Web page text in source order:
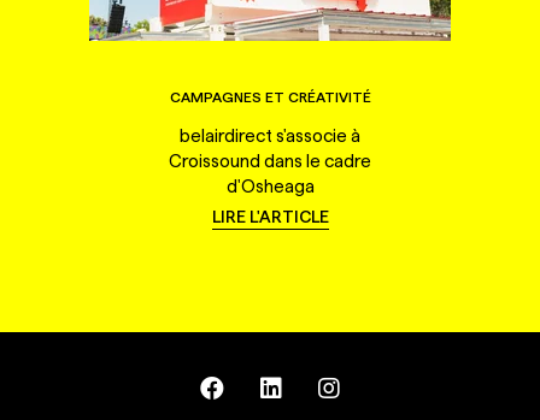
CAMPAGNES ET CRÉATIVITÉ
belairdirect s'associe à
Croissound dans le cadre
d'Osheaga
LIRE L'ARTICLE